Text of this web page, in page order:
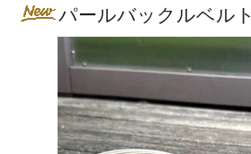
パールバックルベルト